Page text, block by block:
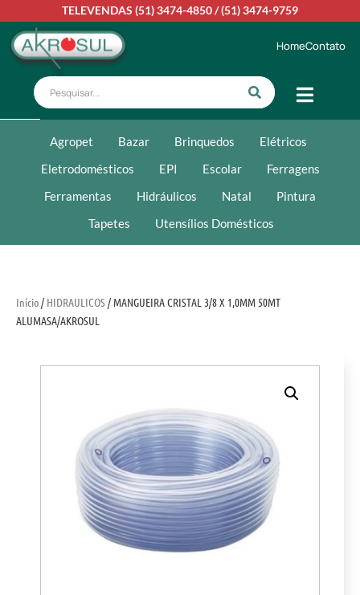
TELEVENDAS (51) 3474-4850/(51) 3474-9759
HomeContato
Agropet Bazar Brinquedos
Elétricos
Eletrodomésticos
EPI Escolar
Ferragens
Ferramentas
Hidráulicos Natal
Pintura
Tapetes
Utensílios Domésticos
Início/ HIDRAULICOS/ MANGUEIRA CRISTAL 3/8 X 1,0MM 50MT
ALUMASA/AKROSUL